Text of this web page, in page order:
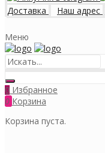
Доставка Наш адрес
Меню
0 Избранное
0 Корзина
Корзина пуста.